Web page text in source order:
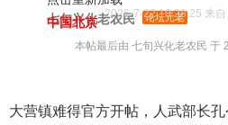
七旬兴化老农民 论坛元老
2026-7-22 10:28:25 来自
中国北京
本帖最后由 七旬兴化老农民 于
大营镇难得官方开帖，人武部长